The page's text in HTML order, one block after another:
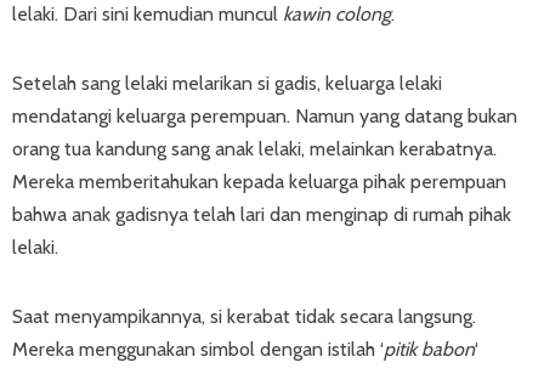
lelaki. Dari sini kemudian muncul kawin colong.
Setelah sang lelaki melarikan si gadis, keluarga lelaki
mendatangi keluarga perempuan. Namun yang datang bukan
orang tua kandung sang anak lelaki, melainkan kerabatnya.
Mereka memberitahukan kepada keluarga pihak perempuan
bahwa anak gadisnya telah lari dan menginap di rumah pihak
lelaki.
Saat menyampikannya, si kerabat tidak secara langsung.
Mereka menggunakan simbol dengan istilah ‘pitik babon‘